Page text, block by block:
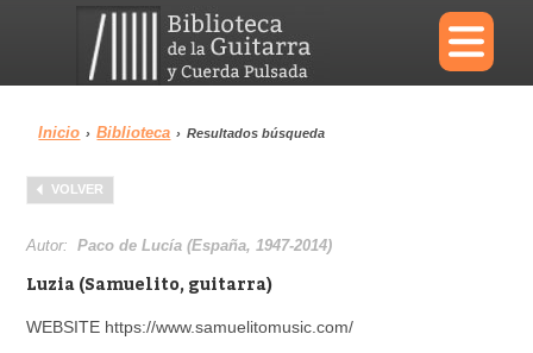
×
Menu
Biblioteca
Inicio › Biblioteca › Resultados búsqueda
VOLVER
Autor:Paco de Lucía (España, 1947-2014)
Luzia (Samuelito, guitarra)
WEBSITE https://www.samuelitomusic.com/